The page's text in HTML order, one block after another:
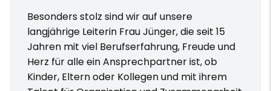
Besonders stolz sind wir auf unsere
langjährige Leiterin Frau Jünger, die seit 15
Jahren mit viel Berufserfahrung, Freude und
Herz für alle ein Ansprechpartner ist, ob
Kinder, Eltern oder Kollegen und mit ihrem